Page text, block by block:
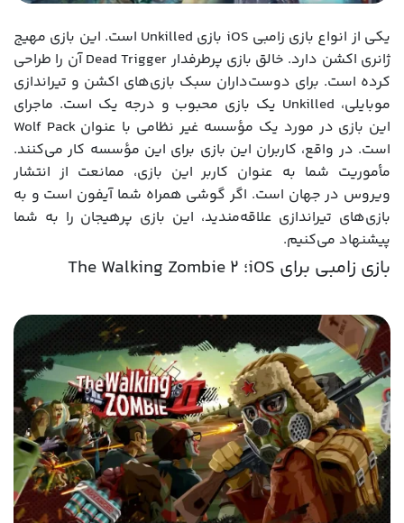
یکی از انواع بازی زامبی iOS بازی Unkilled است. این بازی مهیج
ژانری اکشن دارد. خالق بازی پرطرفدار Dead Trigger آن را طراحی
کرده است. برای دوست‌داران سبک بازی‌های اکشن و تیراندازی
موبایلی، Unkilled یک بازی محبوب و درجه یک است. ماجرای
این بازی در مورد یک مؤسسه غیر نظامی با عنوان Wolf Pack
است. در واقع، کاربران این بازی برای این مؤسسه کار می‌کنند.
مأموریت شما به عنوان کاربر این بازی، ممانعت از انتشار
ویروس در جهان است. اگر گوشی همراه شما آیفون است و به
بازی‌های تیراندازی علاقه‌مندید، این بازی پرهیجان را به شما
پیشنهاد می‌کنیم.
بازی زامبی برای iOS؛ The Walking Zombie 2